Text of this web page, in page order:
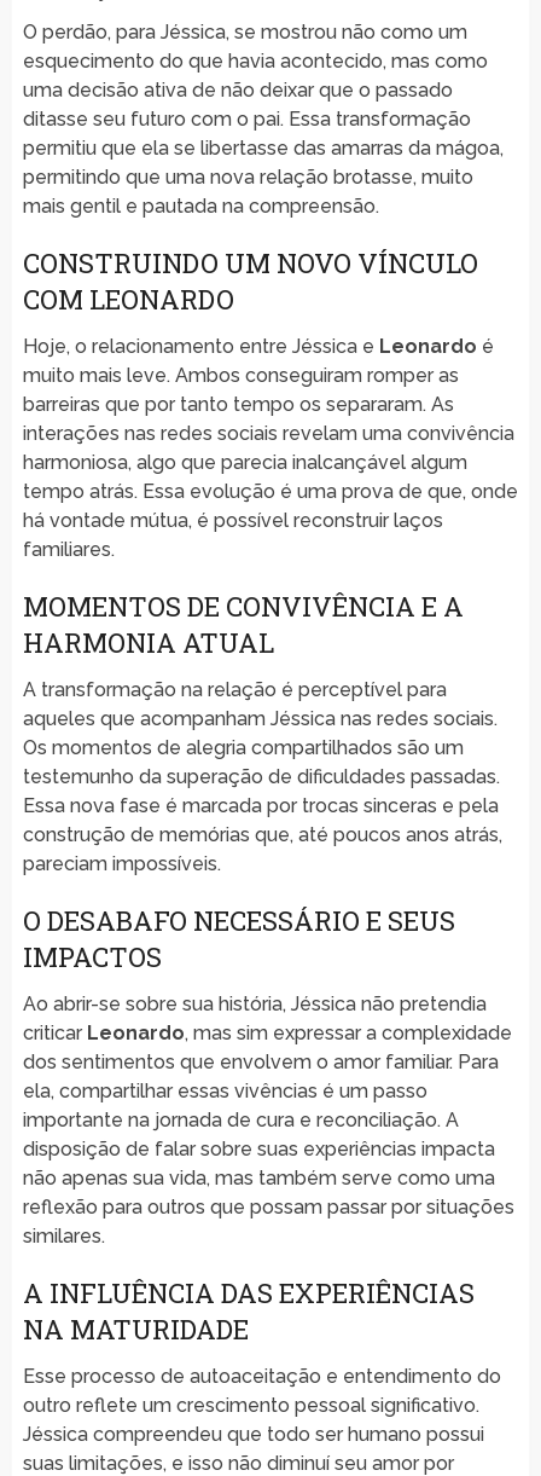
O perdão, para Jéssica, se mostrou não como um
esquecimento do que havia acontecido, mas como
uma decisão ativa de não deixar que o passado
ditasse seu futuro com o pai. Essa transformação
permitiu que ela se libertasse das amarras da mágoa,
permitindo que uma nova relação brotasse, muito
mais gentil e pautada na compreensão.
CONSTRUINDO UM NOVO VÍNCULO
COM LEONARDO
Hoje, o relacionamento entre Jéssica e Leonardo é
muito mais leve. Ambos conseguiram romper as
barreiras que por tanto tempo os separaram. As
interações nas redes sociais revelam uma convivência
harmoniosa, algo que parecia inalcançável algum
tempo atrás. Essa evolução é uma prova de que, onde
há vontade mútua, é possível reconstruir laços
familiares.
MOMENTOS DE CONVIVÊNCIA E A
HARMONIA ATUAL
A transformação na relação é perceptível para
aqueles que acompanham Jéssica nas redes sociais.
Os momentos de alegria compartilhados são um
testemunho da superação de dificuldades passadas.
Essa nova fase é marcada por trocas sinceras e pela
construção de memórias que, até poucos anos atrás,
pareciam impossíveis.
O DESABAFO NECESSÁRIO E SEUS
IMPACTOS
Ao abrir-se sobre sua história, Jéssica não pretendia
criticar Leonardo, mas sim expressar a complexidade
dos sentimentos que envolvem o amor familiar. Para
ela, compartilhar essas vivências é um passo
importante na jornada de cura e reconciliação. A
disposição de falar sobre suas experiências impacta
não apenas sua vida, mas também serve como uma
reflexão para outros que possam passar por situações
similares.
A INFLUÊNCIA DAS EXPERIÊNCIAS
NA MATURIDADE
Esse processo de autoaceitação e entendimento do
outro reflete um crescimento pessoal significativo.
Jéssica compreendeu que todo ser humano possui
suas limitações, e isso não diminuí seu amor por